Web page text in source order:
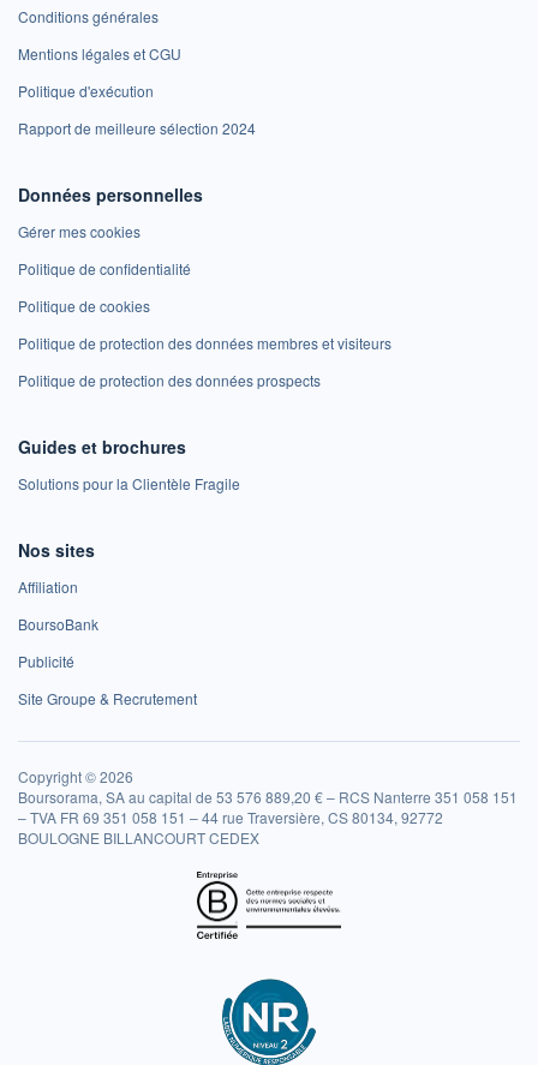
Conditions générales
Mentions légales et CGU
Politique d'exécution
Rapport de meilleure sélection 2024
Données personnelles
Gérer mes cookies
Politique de confidentialité
Politique de cookies
Politique de protection des données membres et visiteurs
Politique de protection des données prospects
Guides et brochures
Solutions pour la Clientèle Fragile
Nos sites
Affiliation
BoursoBank
Publicité
Site Groupe & Recrutement
Copyright © 2026
Boursorama, SA au capital de 53 576 889,20 € – RCS Nanterre 351 058 151
– TVA FR 69 351 058 151 – 44 rue Traversière, CS 80134, 92772
BOULOGNE BILLANCOURT CEDEX